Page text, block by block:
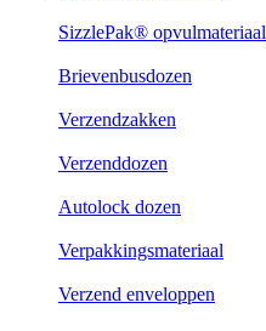
SizzlePak® opvulmateriaal
Brievenbusdozen
Verzendzakken
Verzenddozen
Autolock dozen
Verpakkingsmateriaal
Verzend enveloppen